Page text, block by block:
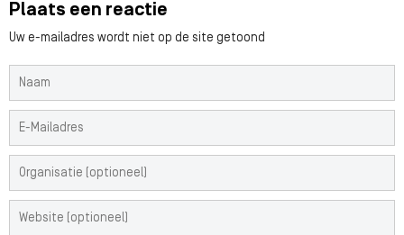
Plaats een reactie
Uw e-mailadres wordt niet op de site getoond